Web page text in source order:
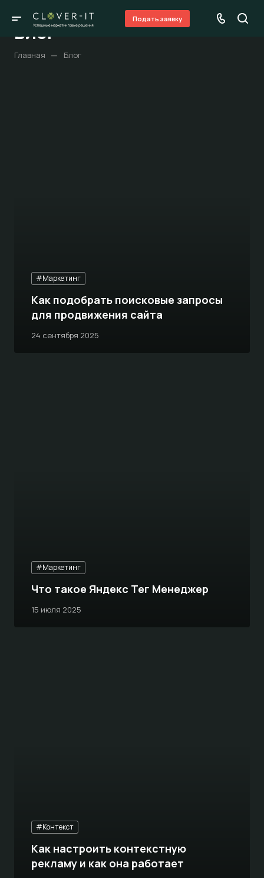
Подать заявку
Блог
Главная — Блог
#Маркетинг
24 сентября 2025
Как подобрать поисковые запросы
для продвижения сайта
#Маркетинг
15 июля 2025
Что такое Яндекс Тег Менеджер
#Контекст
Как настроить контекстную
рекламу и как она работает